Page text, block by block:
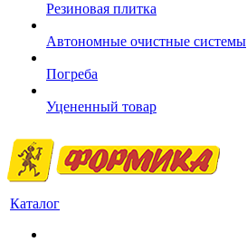
Резиновая плитка
Автономные очистные системы
Погреба
Уцененный товар
Каталог